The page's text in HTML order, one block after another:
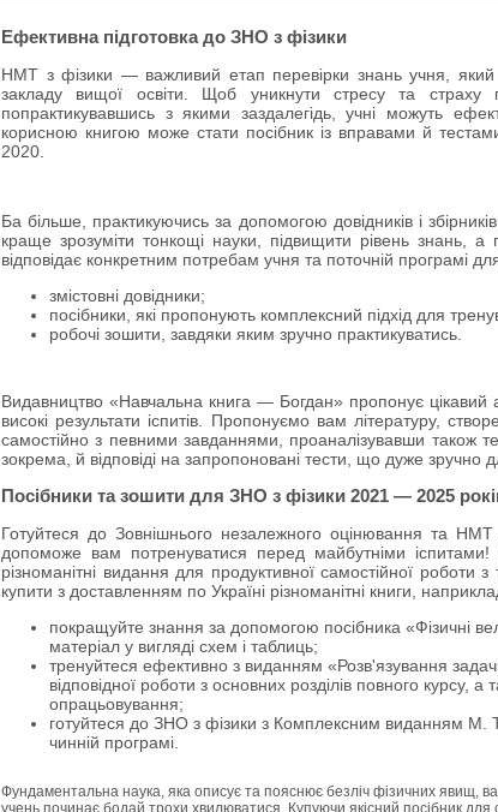
Ефективна підготовка до ЗНО з фізики
НМТ з фізики — важливий етап перевірки знань учня, який
закладу вищої освіти. Щоб уникнути стресу та страху
попрактикувавшись з якими заздалегідь, учні можуть
корисною книгою може стати посібник із вправами й
2020.
Ба більше, практикуючись за допомогою довідників і
краще зрозуміти тонкощі науки, підвищити рівень знань,
відповідає конкретним потребам учня та поточній програмі
змістовні довідники;
посібники, які пропонують комплексний підхід для
робочі зошити, завдяки яким зручно практикуватись.
Видавництво «Навчальна книга — Богдан» пропонує цікавий
високі результати іспитів. Пропонуємо вам літературу,
самостійно з певними завданнями, проаналізувавши також
зокрема, й відповіді на запропоновані тести, що дуже зручно
Посібники та зошити для ЗНО з фізики 2021 — 2025
Готуйтеся до Зовнішнього незалежного оцінювання та
допоможе вам потренуватися перед майбутніми іспитами!
різноманітні видання для продуктивної самостійної
купити з доставленням по Україні різноманітні книги,
покращуйте знання за допомогою посібника «Фізичні
матеріал у вигляді схем і таблиць;
тренуйтеся ефективно з виданням «Розв'язування
відповідної роботи з основних розділів повного курсу,
опрацьовування;
готуйтеся до ЗНО з фізики з Комплексним виданням М.
чинній програмі.
Фундаментальна наука, яка описує та пояснює безліч фізичних явищ,
учень починає бодай трохи хвилюватися. Купуючи якісний посібник